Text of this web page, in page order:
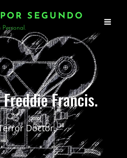
SEGUNDO
Freddie Francis.
Doctor.